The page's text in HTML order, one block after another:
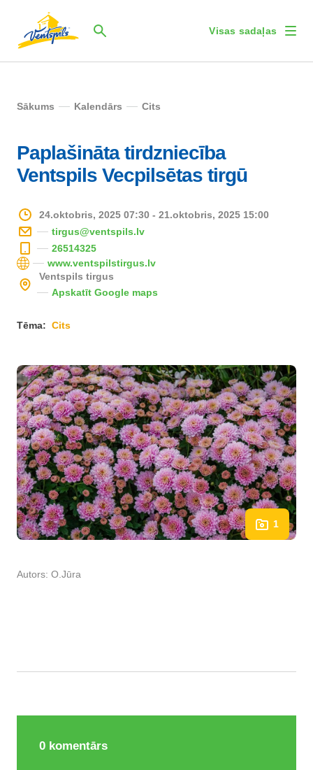
Visas sadaļas
Sākums Kalendārs Cits
Paplašināta tirdzniecība
Ventspils Vecpilsētas tirgū
24.oktobris, 2025 07:30 - 21.oktobris, 2025 15:00
tirgus@ventspils.lv
26514325
www.ventspilstirgus.lv
Ventspils tirgus
Apskatīt Google maps
Tēma: Cits
1
Autors: O.Jūra
0 komentārs